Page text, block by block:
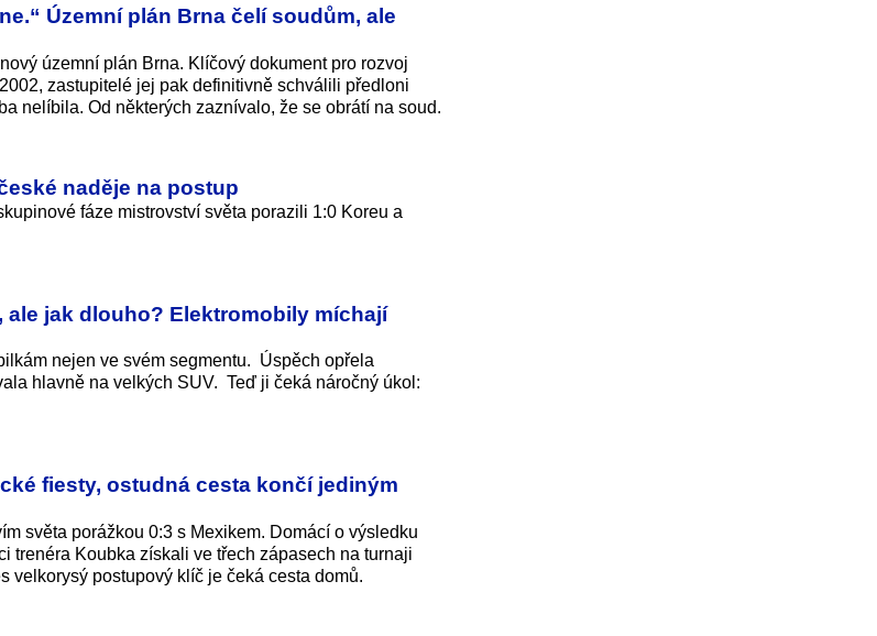
Územní plán Brna čelí soudům, ale
územní plán Brna. Klíčový dokument pro rozvoj
zastupitelé jej pak definitivně schválili předloni
nelíbila. Od některých zaznívalo, že se obrátí na soud.
naděje na postup
fáze mistrovství světa porazili 1:0 Koreu a
jak dlouho? Elektromobily míchají
nejen ve svém segmentu. Úspěch opřela
hlavně na velkých SUV. Teď ji čeká náročný úkol:
fiesty, ostudná cesta končí jediným
světa porážkou 0:3 s Mexikem. Domácí o výsledku
trenéra Koubka získali ve třech zápasech na turnaji
velkorysý postupový klíč je čeká cesta domů.